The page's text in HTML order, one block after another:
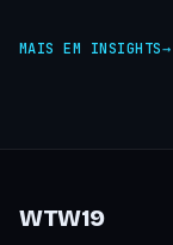
MAIS EM INSIGHTS
WTW19